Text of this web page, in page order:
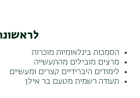
הסמכות בינלאומיות מוכרות
מרצים מובילים מהתעשייה
לימודים היברידיים קצרים ומעשיים
תעודה רשמית מטעם בר אילן